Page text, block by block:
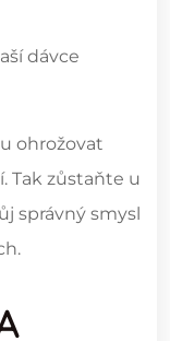
dávce
ohrožovat
Tak zůstaňte u
správný smysl